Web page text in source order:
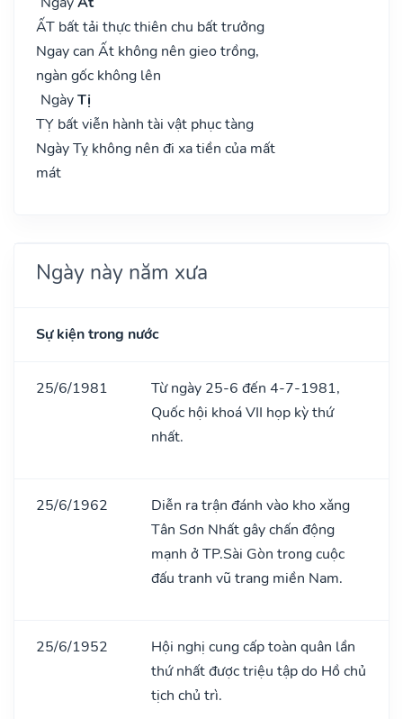
ẤT bất tải thực thiên chu bất trưởng
Ngay can Ất không nên gieo trồng,
ngàn gốc không lên
NgàyTị
TỴ bất viễn hành tài vật phục tàng
Ngày Tỵ không nên đi xa tiền của mất
mát
Ngày này năm xưa
Sự kiện trong nước
25/6/1981
Từ ngày 25-6 đến 4-7-1981,
Quốc hội khoá VII họp kỳ thứ
nhất.
25/6/1962
Diễn ra trận đánh vào kho xǎng
Tân Sơn Nhất gây chấn động
mạnh ở TP.Sài Gòn trong cuộc
đấu tranh vũ trang miền Nam.
25/6/1952
Hội nghị cung cấp toàn quân lần
thứ nhất được triệu tập do Hồ chủ
tịch chủ trì.